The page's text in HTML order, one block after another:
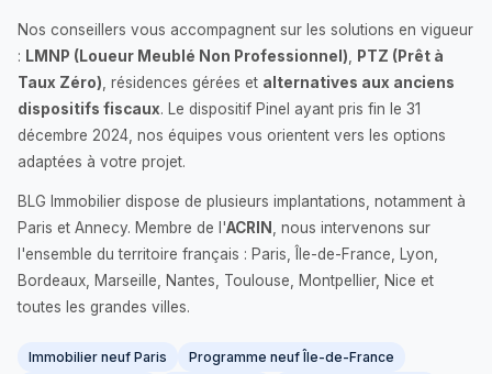
Nos conseillers vous accompagnent sur les solutions en vigueur
: LMNP (Loueur Meublé Non Professionnel)
PTZ (Prêt à
Taux Zéro) , résidences gérées et alternatives aux anciens
dispositifs fiscaux. Le dispositif Pinel ayant pris fin le 31
décembre 2024, nos équipes vous orientent vers les options
adaptées à votre projet.
BLG Immobilier dispose de plusieurs implantations, notamment à
Paris et Annecy. Membre de l'ACRIN
, nous intervenons sur
l'ensemble du territoire français : Paris, Île-de-France, Lyon,
Bordeaux, Marseille, Nantes, Toulouse, Montpellier, Nice et
toutes les grandes villes.
Immobilier neuf Paris
Programme neuf Île-de-France